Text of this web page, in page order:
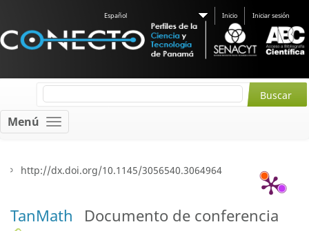
Español Inicio Iniciar sesión
Menú
TanMath Documento de conferencia
http://dx.doi.org/10.1145/3056540.3064964